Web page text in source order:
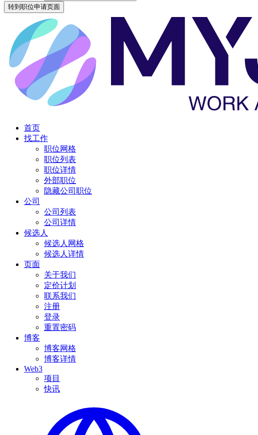
转到职位申请页面
首页
找工作
职位网格
职位列表
职位详情
外部职位
隐藏公司职位
公司
公司列表
公司详情
候选人
候选人网格
候选人详情
页面
关于我们
定价计划
联系我们
注册
登录
重置密码
博客
博客网格
博客详情
Web3
项目
快讯